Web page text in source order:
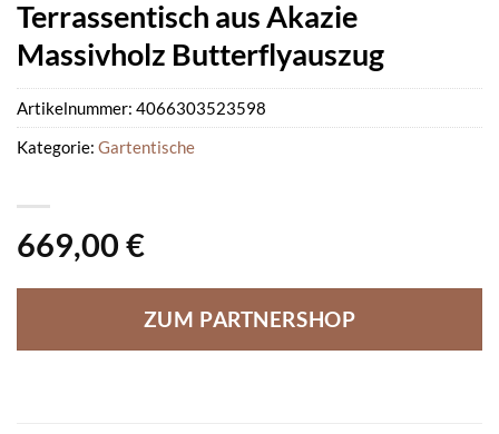
Terrassentisch aus Akazie
Massivholz Butterflyauszug
669,00 €
ZUM PARTNERSHOP
Artikelnummer: 4066303523598
Kategorie: Gartentische